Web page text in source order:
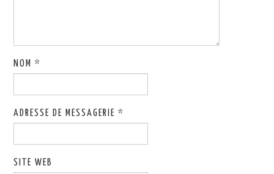
NOM*
ADRESSE DE MESSAGERIE*
SITE WEB